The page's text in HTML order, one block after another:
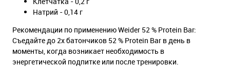
Натрий - 0,14 г
Рекомендации по применению Weider 52 % Protein Bar:
Съедайте до 2х батончиков 52 % Protein Bar в день в
моменты, когда возникает необходимость в
энергетической подпитке или после тренировки.